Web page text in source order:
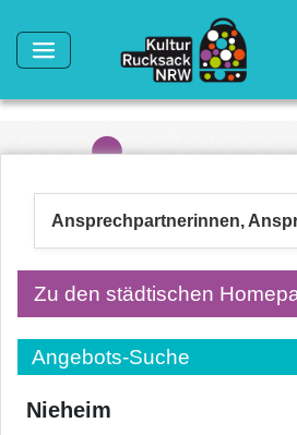
Ansprechpartnerinnen,
Zu den städtischen
Angebots-Suche
Nieheim